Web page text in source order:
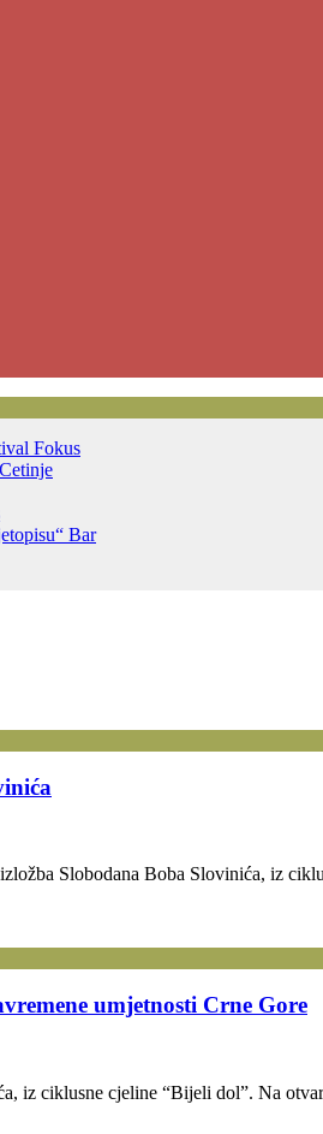
Fokus
Cetinje
Bar
Slobodana Boba Slovinića, iz
umjetnosti Crne Gore
iz ciklusne cjeline “Bijeli dol”. Na